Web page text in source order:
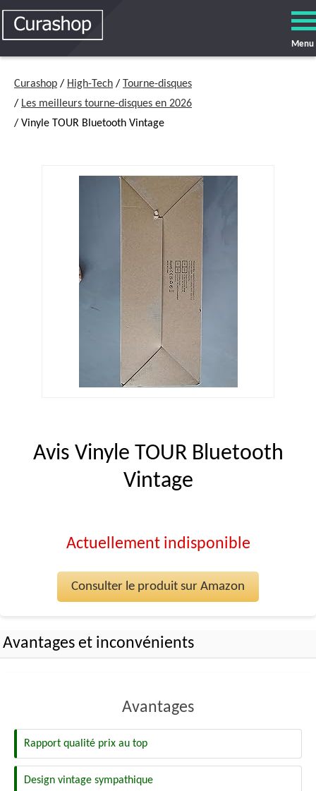
Menu
Curashop / High-Tech /
Tourne-disques
/ Les meilleurs tourne-disques en 2026
/ Vinyle TOUR Bluetooth Vintage
Avis Vinyle TOUR Bluetooth
Vintage
Actuellement indisponible
Consulter le produit sur Amazon
Avantages et inconvénients
Avantages
Rapport qualité prix au top
Design vintage sympathique